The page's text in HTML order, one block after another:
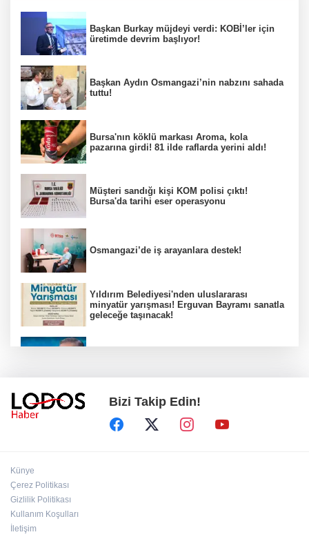
Başkan Burkay müjdeyi verdi: KOBİ’ler için
üretimde devrim başlıyor!
Başkan Aydın Osmangazi’nin nabzını sahada
tuttu!
Bursa'nın köklü markası Aroma, kola
pazarına girdi! 81 ilde raflarda yerini aldı!
Müşteri sandığı kişi KOM polisi çıktı!
Bursa'da tarihi eser operasyonu
Osmangazi’de iş arayanlara destek!
Yıldırım Belediyesi'nden uluslararası
minyatür yarışması! Erguvan Bayramı sanatla
geleceğe taşınacak!
TBMM'de kritik gün! 'Çerçeve Yasa' teklifi
komisyon masasında!
Bizi Takip Edin!
Künye
Çerez Politikası
Gizlilik Politikası
Kullanım Koşulları
İletişim